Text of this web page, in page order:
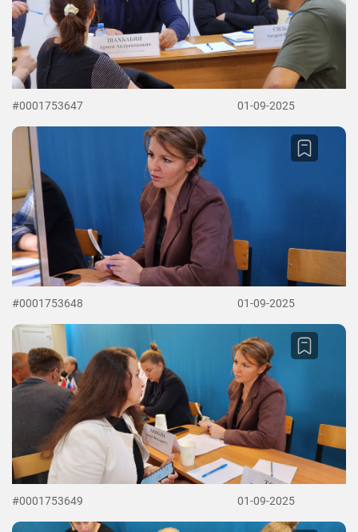
#0001753647 01-09-2025
#0001753648 01-09-2025
#0001753649 01-09-2025